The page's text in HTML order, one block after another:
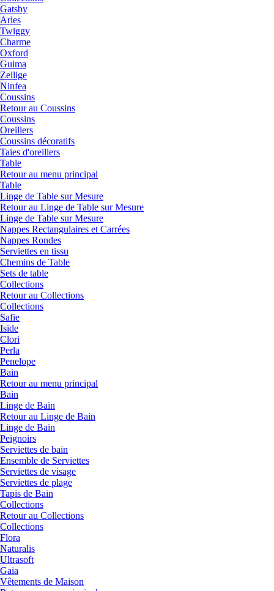
Gatsby
Arles
Twiggy
Charme
Oxford
Guima
Zellige
Ninfea
Coussins
Retour au Coussins
Coussins
Oreillers
Coussins décoratifs
Taies d'oreillers
Table
Retour au menu principal
Table
Linge de Table sur Mesure
Retour au Linge de Table sur Mesure
Linge de Table sur Mesure
Nappes Rectangulaires et Carrées
Nappes Rondes
Serviettes en tissu
Chemins de Table
Sets de table
Collections
Retour au Collections
Collections
Safie
Iside
Clori
Perla
Penelope
Bain
Retour au menu principal
Bain
Linge de Bain
Retour au Linge de Bain
Linge de Bain
Peignoirs
Serviettes de bain
Ensemble de Serviettes
Serviettes de visage
Serviettes de plage
Tapis de Bain
Collections
Retour au Collections
Collections
Flora
Naturalis
Ultrasoft
Gaia
Vêtements de Maison